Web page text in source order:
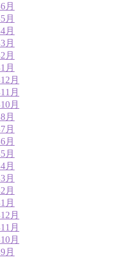
月
月
月
月
月
月
月
月
月
月
月
月
月
月
月
月
月
月
月
月
月